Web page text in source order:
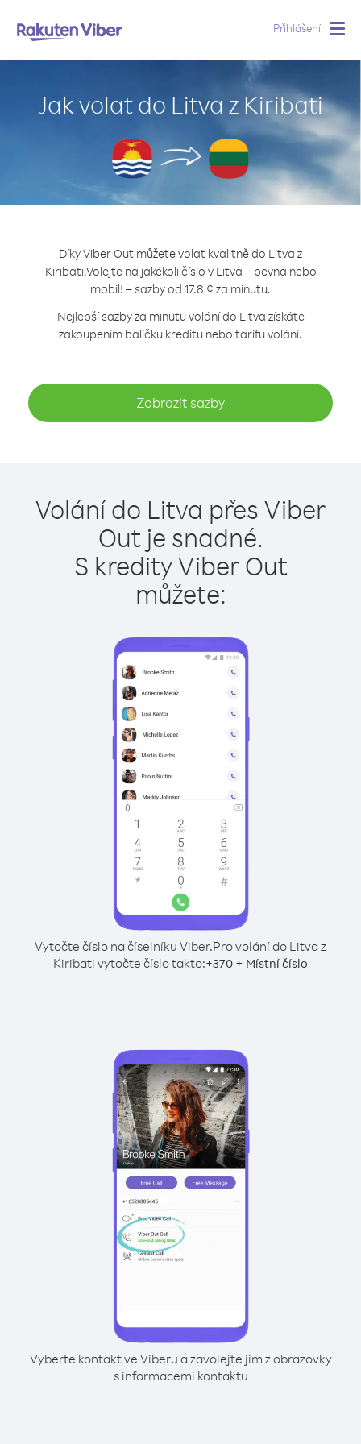
Přihlášení
Jak volat do Litva z Kiribati
Díky Viber Out můžete volat kvalitně do Litva z
Kiribati.Volejte na jakékoli číslo v Litva – pevná nebo
mobil! – sazby od 17.8 ¢ za minutu.
Nejlepší sazby za minutu volání do Litva získáte
zakoupením balíčku kreditu nebo tarifu volání.
Zobrazit sazby
Volání do Litva přes Viber
Out je snadné.
S kredity Viber Out
můžete:
Vytočte číslo na číselníku Viber.Pro volání do Litva z
Kiribati vytočte číslo takto:+370 + Místní číslo
Vyberte kontakt ve Viberu a zavolejte jim z obrazovky
s informacemi kontaktu